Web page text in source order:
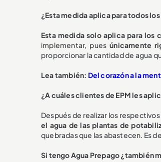
¿Esta medida aplica para todos
Esta medida solo aplica para los
implementar, pues únicamente
proporcionar la cantidad de agua
Lea también: Del corazón a la
¿A cuáles clientes de EPM les
Después de realizar los respectivos
el agua de las plantas de
quebradas que las abastecen. Es
Si tengo Agua Prepago ¿también